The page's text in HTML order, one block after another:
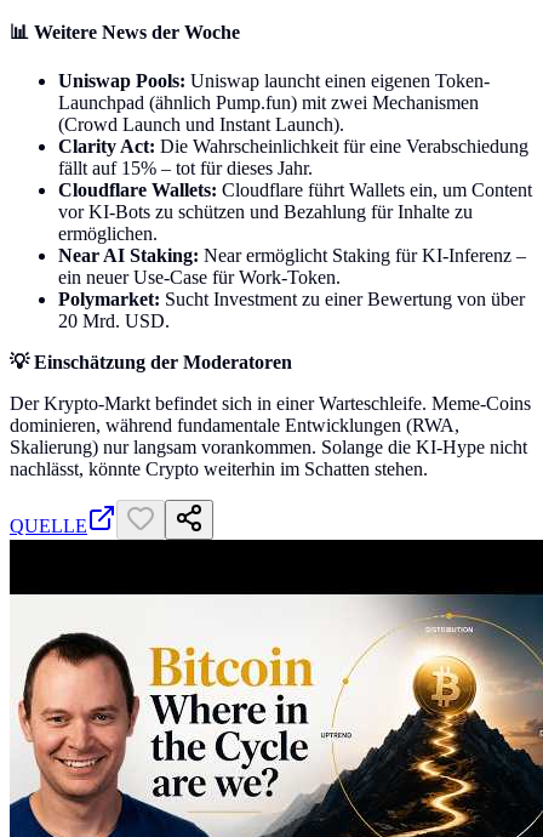
📊 Weitere News der Woche
Uniswap Pools: Uniswap launcht einen eigenen Token-
Launchpad (ähnlich Pump.fun) mit zwei Mechanismen
(Crowd Launch und Instant Launch).
Clarity Act: Die Wahrscheinlichkeit für eine Verabschiedung
fällt auf 15% – tot für dieses Jahr.
Cloudflare Wallets: Cloudflare führt Wallets ein, um Content
vor KI-Bots zu schützen und Bezahlung für Inhalte zu
ermöglichen.
Near AI Staking: Near ermöglicht Staking für KI-Inferenz –
ein neuer Use-Case für Work-Token.
Polymarket: Sucht Investment zu einer Bewertung von über
20 Mrd. USD.
💡 Einschätzung der Moderatoren
Der Krypto-Markt befindet sich in einer Warteschleife. Meme-Coins
dominieren, während fundamentale Entwicklungen (RWA,
Skalierung) nur langsam vorankommen. Solange die KI-Hype nicht
nachlässt, könnte Crypto weiterhin im Schatten stehen.
QUELLE